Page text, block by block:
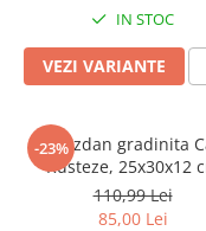
IN STOC
VEZI VARIANTE
-23%
Ghiozdan gradinita
Rusteze, 25x30x12
110,99 Lei
85,00 Lei